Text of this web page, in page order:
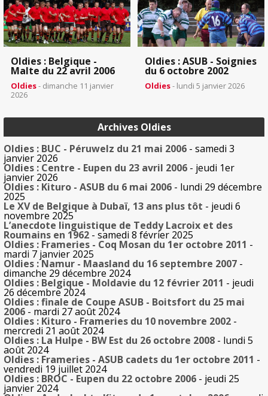
Oldies : Belgique -
Malte du 22 avril 2006
Oldies- dimanche 11 janvier
2026
Oldies : ASUB - Soignies
du 6 octobre 2002
Oldies- lundi 5 janvier 2026
Archives Oldies
Oldies : BUC - Péruwelz du 21 mai 2006 - samedi 3
janvier 2026
Oldies : Centre - Eupen du 23 avril 2006 - jeudi 1er
janvier 2026
Oldies : Kituro - ASUB du 6 mai 2006 - lundi 29 décembre
2025
Le XV de Belgique à Dubaï, 13 ans plus tôt - jeudi 6
novembre 2025
L’anecdote linguistique de Teddy Lacroix et des
Roumains en 1962 - samedi 8 février 2025
Oldies : Frameries - Coq Mosan du 1er octobre 2011 -
mardi 7 janvier 2025
Oldies : Namur - Maasland du 16 septembre 2007 -
dimanche 29 décembre 2024
Oldies : Belgique - Moldavie du 12 février 2011 - jeudi
26 décembre 2024
Oldies : finale de Coupe ASUB - Boitsfort du 25 mai
2006 - mardi 27 août 2024
Oldies : Kituro - Frameries du 10 novembre 2002 -
mercredi 21 août 2024
Oldies : La Hulpe - BW Est du 26 octobre 2008 - lundi 5
août 2024
Oldies : Frameries - ASUB cadets du 1er octobre 2011 -
vendredi 19 juillet 2024
Oldies : BROC - Eupen du 22 octobre 2006 - jeudi 25
janvier 2024